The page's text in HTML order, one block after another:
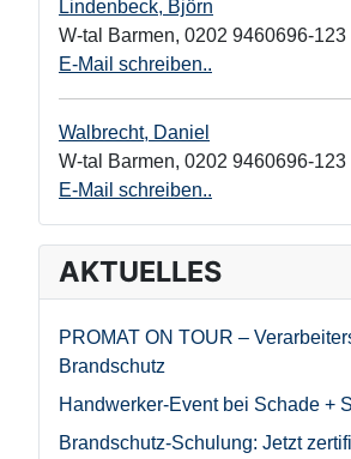
Lindenbeck, Björn
W-tal Barmen, 0202 9460696-123
E-Mail schreiben..
Walbrecht, Daniel
W-tal Barmen, 0202 9460696-123
E-Mail schreiben..
AKTUELLES
PROMAT ON TOUR –
Brandschutz
Handwerker-Event bei Schade +
Brandschutz-Schulung: Jetzt